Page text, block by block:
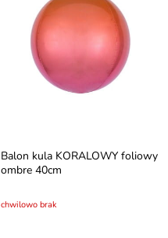
Balon kula KORALOWY foliowy
ombre 40cm
chwilowo brak